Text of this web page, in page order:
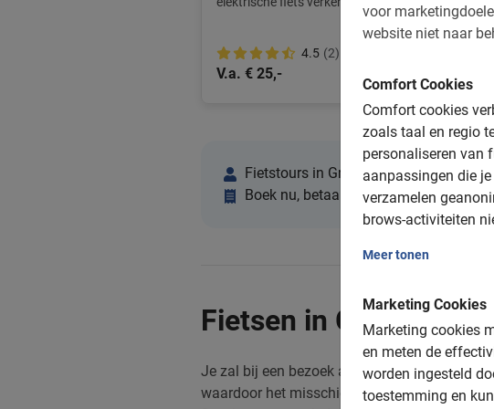
voor
website niet naar
Comfort Cookies
Comfort cookies
zoals taal en regio
personaliseren van
aanpassingen die
verzamelen
brows-activiteiten
Meer tonen
Marketing Cookies
Marketing cookies
en meten de
worden ingesteld
toestemming en
4.5 (2)
V.a. € 25,-
Fietstours in Granada met lokale gids
Boek nu, betaal op locatie
Fietsen in Granada:
Je zal bij een bezoek aan deze geweldige
waardoor het misschien niet de beste